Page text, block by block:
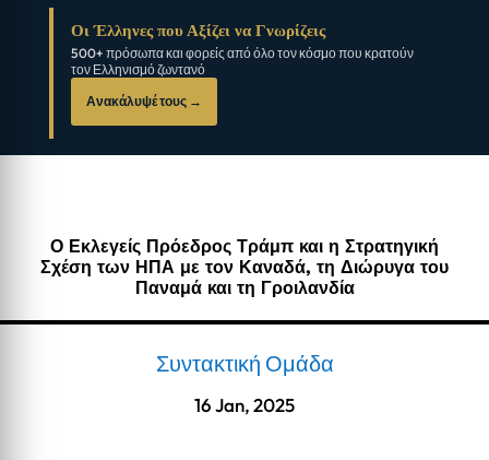
Οι Έλληνες που Αξίζει να Γνωρίζεις
500+ πρόσωπα και φορείς από όλο τον κόσμο που κρατούν
τον Ελληνισμό ζωντανό
Ανακάλυψέ τους →
Ο Εκλεγείς Πρόεδρος Τράμπ και η Στρατηγική
Σχέση των ΗΠΑ με τον Καναδά, τη Διώρυγα του
Παναμά και τη Γροιλανδία
Συντακτική Ομάδα
16 Jan, 2025